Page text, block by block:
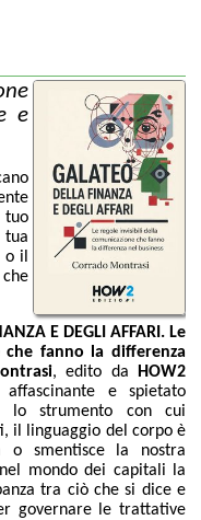
e
tua
il
E DEGLI AFFARI. Le
fanno la differenza
, edito da
HOW2
e spietato
lo strumento con cui
il linguaggio del corpo è
o smentisce la nostra
mondo dei capitali la
tra ciò che si dice e
governare le trattative